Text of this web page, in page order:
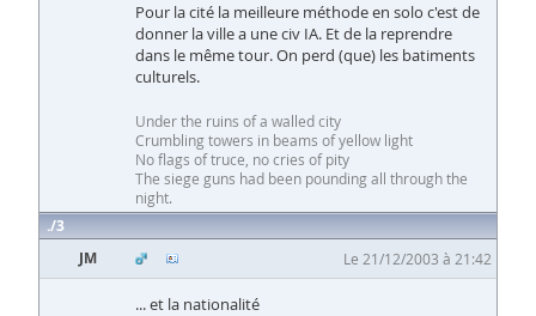
Pour la cité la meilleure méthode en solo c'est de
donner la ville a une civ IA. Et de la reprendre
dans le même tour. On perd (que) les batiments
culturels.
Under the ruins of a walled city
Crumbling towers in beams of yellow light
No flags of truce, no cries of pity
The siege guns had been pounding all through the
night.
3
JM
Le 21/12/2003 à 21:42
... et la nationalité